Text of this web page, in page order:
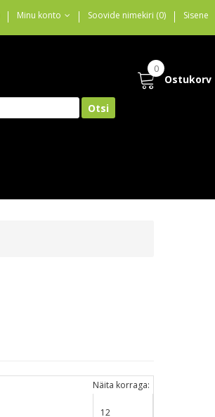
Minu konto Soovide nimekiri (0) Sisene
Otsi
Ostukorv
0
Näita korraga: